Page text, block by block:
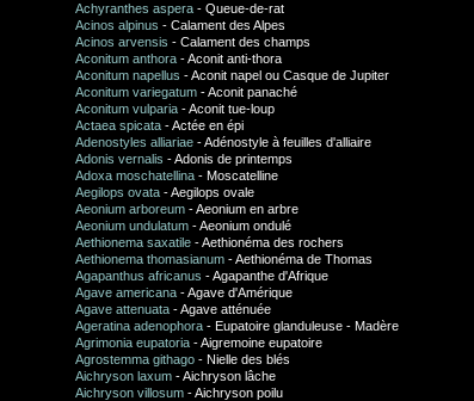
Achyranthes aspera - Queue-de-rat
Acinos alpinus - Calament des Alpes
Acinos arvensis - Calament des champs
Aconitum anthora - Aconit anti-thora
Aconitum napellus - Aconit napel ou Casque de Jupiter
Aconitum variegatum - Aconit panaché
Aconitum vulparia - Aconit tue-loup
Actaea spicata - Actée en épi
Adenostyles alliariae - Adénostyle à feuilles d'alliaire
Adonis vernalis - Adonis de printemps
Adoxa moschatellina - Moscatelline
Aegilops ovata - Aegilops ovale
Aeonium arboreum - Aeonium en arbre
Aeonium undulatum - Aeonium ondulé
Aethionema saxatile - Aethionéma des rochers
Aethionema thomasianum - Aethionéma de Thomas
Agapanthus africanus - Agapanthe d'Afrique
Agave americana - Agave d'Amérique
Agave attenuata - Agave atténuée
Ageratina adenophora - Eupatoire glanduleuse - Madère
Agrimonia eupatoria - Aigremoine eupatoire
Agrostemma githago - Nielle des blés
Aichryson laxum - Aichryson lâche
Aichryson villosum - Aichryson poilu